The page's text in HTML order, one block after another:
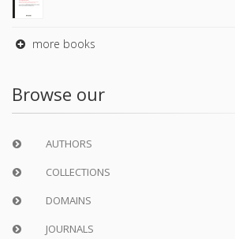
more books
Browse our
AUTHORS
COLLECTIONS
DOMAINS
JOURNALS